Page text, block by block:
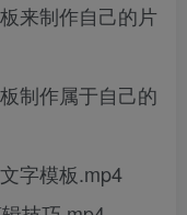
来制作自己的片
制作属于自己的
字模板.mp4